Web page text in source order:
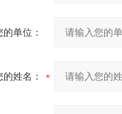
的单位：
的姓名：